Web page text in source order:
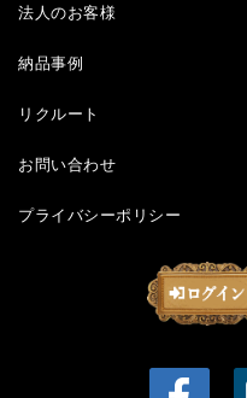
法人のお客様
納品事例
リクルート
お問い合わせ
プライバシーポリシー